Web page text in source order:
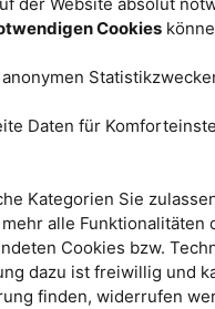
Wissenschaftler und Techniker
Fotokünstlers. © Bernhard
supraleitenden Cooperpaaren
Supraleitern anders zu
Mit Hilfe der
einer neu entdeckten Klasse von
blockierenden (Li
Fe
)OH-
mit den Neutronen
waren. Doch die
Cookies
Daten für
Kategorien Sie
alle Funktionalitäten
Cookies bzw.
dazu ist freiwillig und
finden, widerrufen